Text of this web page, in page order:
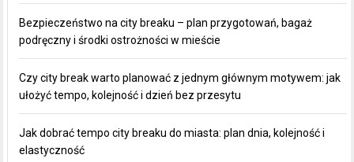
Bezpieczeństwo na city breaku – plan przygotowań, bagaż
podręczny i środki ostrożności w mieście
Czy city break warto planować z jednym głównym motywem: jak
ułożyć tempo, kolejność i dzień bez przesytu
Jak dobrać tempo city breaku do miasta: plan dnia, kolejność i
elastyczność